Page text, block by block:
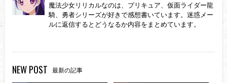
魔法少女リリカルなのは、プリキュア、仮面ライダー龍
騎、勇者シリーズが好きで感想書いています。迷惑メー
ルに返信するとどうなるか内容をまとめています。
NEW POST 最新の記事